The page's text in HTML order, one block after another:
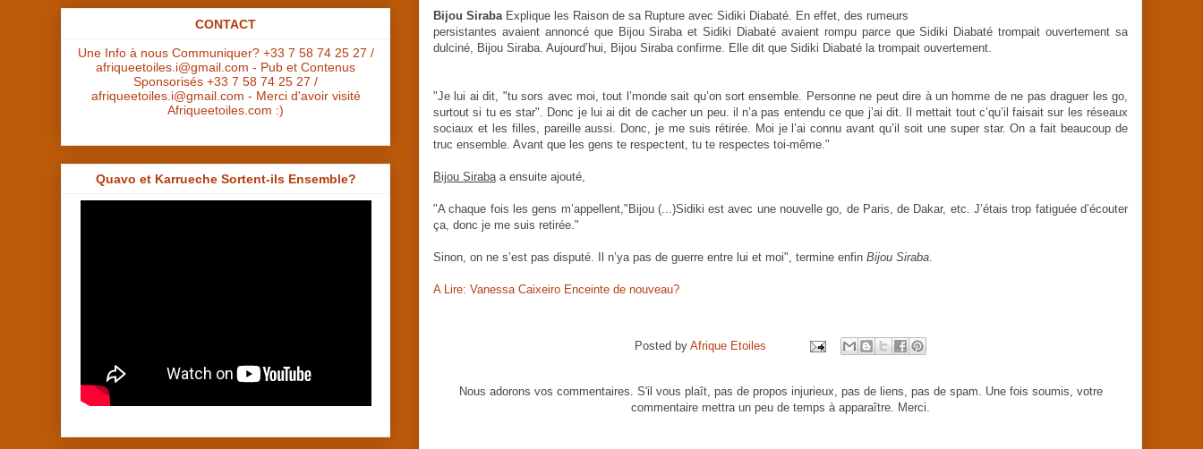
Bijou SirabaExplique les Raison de sa Rupture avec Sidiki Diabaté. En effet, des rumeurs
persistantes avaient annoncé que Bijou Siraba et Sidiki Diabaté avaient rompu parce que Sidiki Diabaté trompait ouvertement sa
dulciné, Bijou Siraba. Aujourd’hui, Bijou Siraba confirme. Elle dit que Sidiki Diabaté la trompait ouvertement.
"Je lui ai dit, "tu sors avec moi, tout l’monde sait qu’on sort ensemble. Personne ne peut dire à un homme de ne pas draguer les go,
surtout si tu es star". Donc je lui ai dit de cacher un peu. il n’a pas entendu ce que j’ai dit. Il mettait tout c’qu’il faisait sur les réseaux
sociaux et les filles, pareille aussi. Donc, je me suis rétirée. Moi je l’ai connu avant qu’il soit une super star. On a fait beaucoup de
truc ensemble. Avant que les gens te respectent, tu te respectes toi-même."
Bijou Sirabaa ensuite ajouté,
"A chaque fois les gens m’appellent,"Bijou (...)Sidiki est avec une nouvelle go, de Paris, de Dakar, etc. J’étais trop fatiguée d’écouter
ça, donc je me suis retirée."
Sinon, on ne s’est pas disputé. Il n’ya pas de guerre entre lui et moi", termine enfin Bijou Siraba.
A Lire: Vanessa Caixeiro Enceinte de nouveau?
Posted by Afrique Etoiles
Nous adorons vos commentaires. S'il vous plaît, pas de propos injurieux, pas de liens, pas de spam. Une fois soumis, votre
commentaire mettra un peu de temps à apparaître. Merci.
CONTACT
Une Info à nous Communiquer? +33 7 58 74 25 27 /
afriqueetoiles.i@gmail.com - Pub et Contenus
Sponsorisés +33 7 58 74 25 27 /
afriqueetoiles.i@gmail.com - Merci d'avoir visité
Afriqueetoiles.com :)
Quavo et Karrueche Sortent-ils Ensemble?